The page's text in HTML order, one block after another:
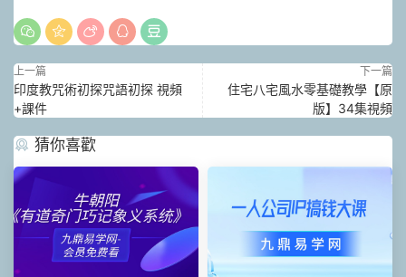
上一篇
印度教咒術初探咒語初探 視頻
+課件
下一篇
住宅八宅風水零基礎教學【原
版】34集視頻
猜你喜歡